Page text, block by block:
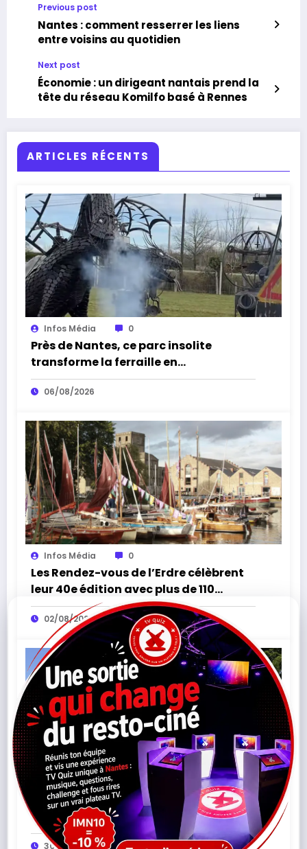
Previous post
Nantes : comment resserrer les liens
entre voisins au quotidien
Next post
Économie : un dirigeant nantais prend la
tête du réseau Komilfo basé à Rennes
ARTICLES RÉCENTS
Infos Média 0
Près de Nantes, ce parc insolite
transforme la ferraille en
impressionnantes sculptures
06/08/2026
Infos Média 0
Les Rendez-vous de l’Erdre célèbrent
leur 40e édition avec plus de 110
concerts
02/08/2026
Infos Média
De la Préhistoire à Clemenceau : cet
été, voyagez à travers l’histoire de la
Vendée
30/07/2026